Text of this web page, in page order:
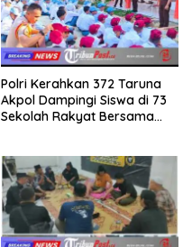
Polri Kerahkan 372 Taruna
Akpol Dampingi Siswa di 73
Sekolah Rakyat Bersama